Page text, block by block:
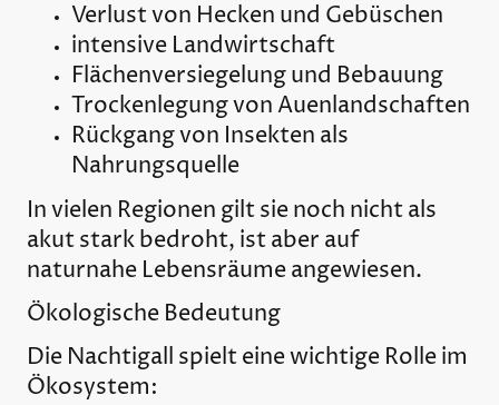
Verlust von Hecken und Gebüschen
intensive Landwirtschaft
Flächenversiegelung und Bebauung
Trockenlegung von Auenlandschaften
Rückgang von Insekten als
Nahrungsquelle
In vielen Regionen gilt sie noch nicht als
akut stark bedroht, ist aber auf
naturnahe Lebensräume angewiesen.
Ökologische Bedeutung
Die Nachtigall spielt eine wichtige Rolle im
Ökosystem: